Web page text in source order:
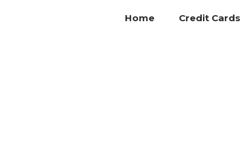
Home Credit Cards